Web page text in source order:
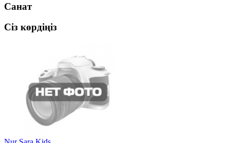
Санат
Сіз көрдіңіз